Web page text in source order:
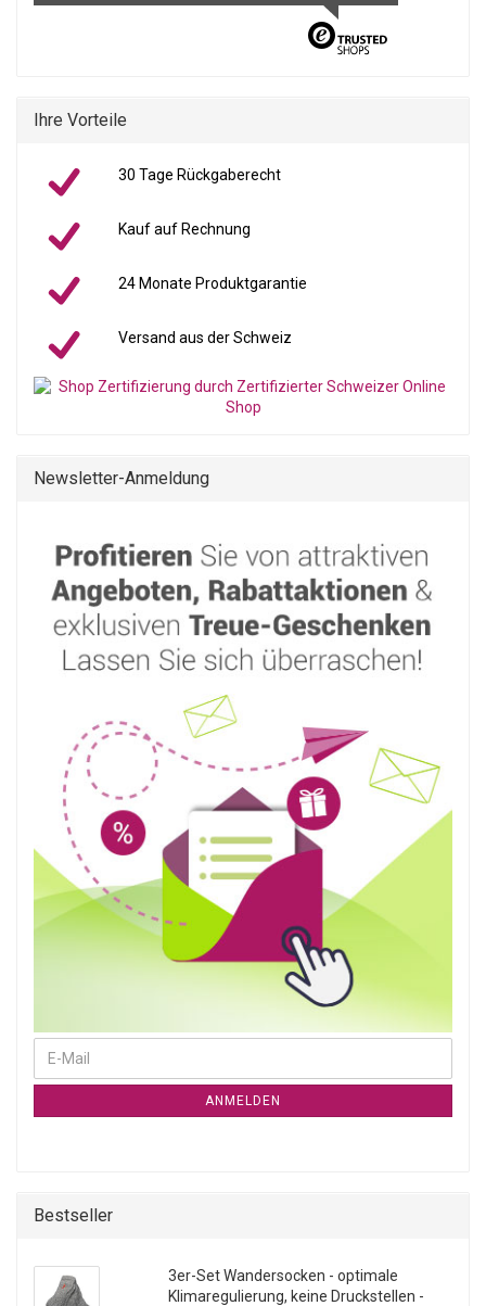
Ihre Vorteile
30 Tage Rückgaberecht
Kauf auf Rechnung
24 Monate Produktgarantie
Versand aus der Schweiz
Newsletter-Anmeldung
ANMELDEN
Bestseller
3er-Set Wandersocken - optimale
Klimaregulierung, keine Druckstellen -